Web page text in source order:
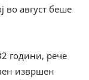
во август беше
години, рече
извршен